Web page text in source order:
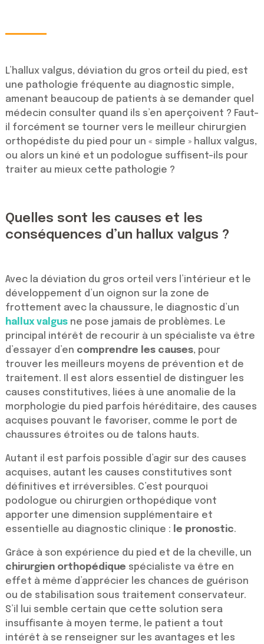
L’hallux valgus, déviation du gros orteil du pied, est
une pathologie fréquente au diagnostic simple,
amenant beaucoup de patients à se demander quel
médecin consulter quand ils s’en aperçoivent ? Faut-
il forcément se tourner vers le meilleur chirurgien
orthopédiste du pied pour un « simple » hallux valgus,
ou alors un kiné et un podologue suffisent-ils pour
traiter au mieux cette pathologie ?
Quelles sont les causes et les
conséquences d’un hallux valgus ?
Avec la déviation du gros orteil vers l’intérieur et le
développement d’un oignon sur la zone de
frottement avec la chaussure, le diagnostic d’un
hallux valgusne pose jamais de problèmes. Le
principal intérêt de recourir à un spécialiste va être
d’essayer d’en comprendre les causes, pour
trouver les meilleurs moyens de prévention et de
traitement. Il est alors essentiel de distinguer les
causes constitutives, liées à une anomalie de la
morphologie du pied parfois héréditaire, des causes
acquises pouvant le favoriser, comme le port de
chaussures étroites ou de talons hauts.
Autant il est parfois possible d’agir sur des causes
acquises, autant les causes constitutives sont
définitives et irréversibles. C’est pourquoi
podologue ou chirurgien orthopédique vont
apporter une dimension supplémentaire et
essentielle au diagnostic clinique : le pronostic.
Grâce à son expérience du pied et de la cheville, un
chirurgien orthopédique spécialiste va être en
effet à même d’apprécier les chances de guérison
ou de stabilisation sous traitement conservateur.
S’il lui semble certain que cette solution sera
insuffisante à moyen terme, le patient a tout
intérêt à se renseigner sur les avantages et les